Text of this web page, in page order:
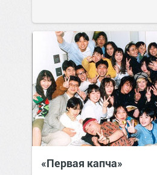
«Первая капча»